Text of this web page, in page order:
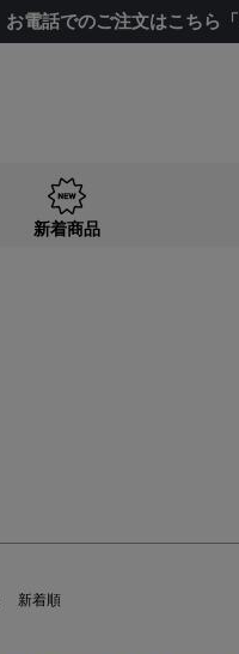
お電話でのご注文はこちら「
新着商品
〜
L(67) LL(70)
新着順